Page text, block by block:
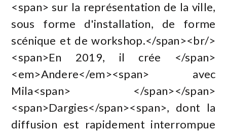
<span> sur la représentation de la ville,
sous forme d'installation, de forme
scénique et de workshop.</span><br/>
<span>En 2019, il crée </span>
<em>Andere</em><span> avec
Mila<span> </span></span>
<span>Dargies</span><span>, dont la
diffusion est rapidement interrompue